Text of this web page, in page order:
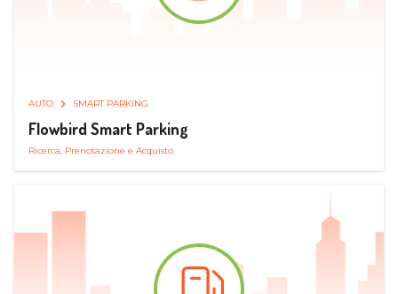
AUTO SMART PARKING
Flowbird Smart Parking
Ricerca, Prenotazione e Acquisto